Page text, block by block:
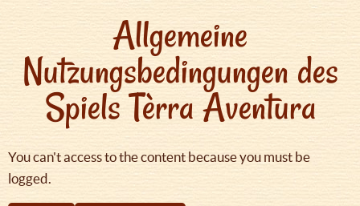
Allgemeine
Nutzungsbedingungen des
Spiels Tèrra Aventura
You can't access to the content because you must be
logged.